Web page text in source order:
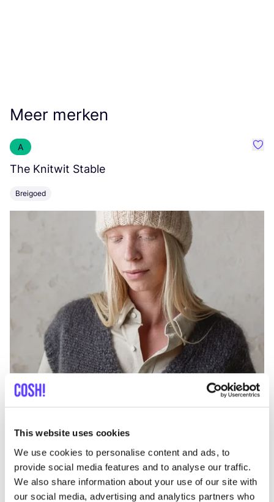
This website uses cookies
We use cookies to personalise content and ads, to
provide social media features and to analyse our traffic.
We also share information about your use of our site with
our social media, advertising and analytics partners who
Meer merken
A
The Knitwit Stable
Breigoed